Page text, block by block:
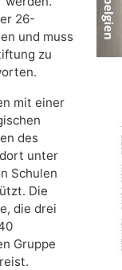
26-
und muss
zu
mit einer
des
unter
Schulen
Die
die drei
Gruppe